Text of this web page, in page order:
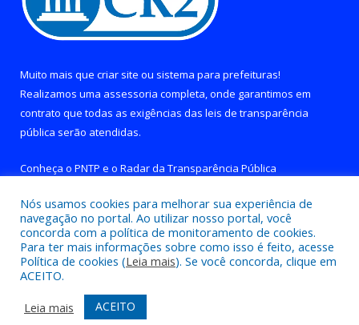
Muito mais que criar site ou sistema para prefeituras!
Realizamos uma assessoria completa, onde garantimos em
contrato que todas as exigências das leis de transparência
pública serão atendidas.
Conheça o PNTP e o Radar da Transparência Pública
Todos os direitos reservados a Prefeitura de Brejo Grande do
Araguaia.
Mapa do Site
Acessar Área Administrativa
Acessar Webmail
Nós usamos cookies para melhorar sua experiência de
navegação no portal. Ao utilizar nosso portal, você
concorda com a política de monitoramento de cookies.
Para ter mais informações sobre como isso é feito, acesse
Política de cookies (Leia mais). Se você concorda, clique em
ACEITO.
Leia mais
ACEITO